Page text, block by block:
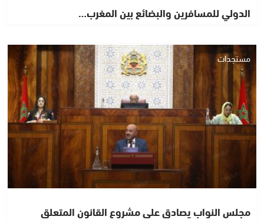
الدولي للمسافرين والبضائع بين المغرب…
مستجدات
مجلس النواب يصادق على مشروع القانون المتعلق